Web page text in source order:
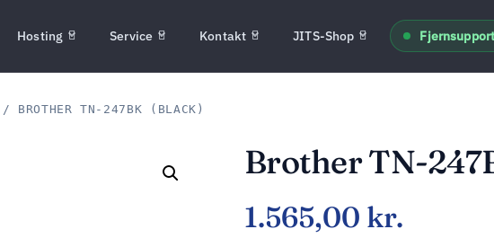
Hosting Service Kontakt JITS-Shop Fjernsupport
/ BROTHER TN-247BK (BLACK)
Brother TN-
1.565,00 kr.